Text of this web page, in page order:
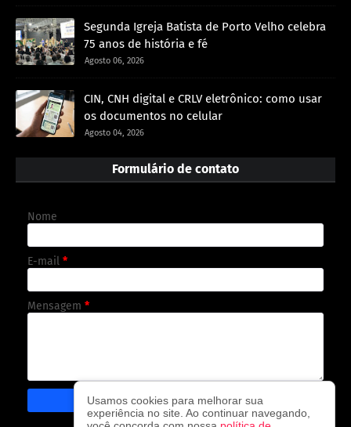
Segunda Igreja Batista de Porto Velho celebra
75 anos de história e fé
Agosto 06, 2026
CIN, CNH digital e CRLV eletrônico: como usar
os documentos no celular
Agosto 04, 2026
Formulário de contato
Nome
E-mail *
Mensagem *
Usamos cookies para melhorar sua
experiência no site. Ao continuar navegando,